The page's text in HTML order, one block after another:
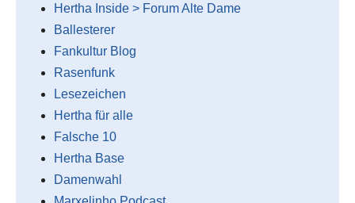
Hertha Inside > Forum Alte Dame
Ballesterer
Fankultur Blog
Rasenfunk
Lesezeichen
Hertha für alle
Falsche 10
Hertha Base
Damenwahl